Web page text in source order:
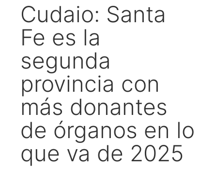
Cudaio: Santa
Fe es la
segunda
provincia con
más donantes
de órganos en lo
que va de 2025